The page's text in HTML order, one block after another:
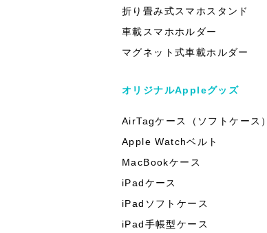
折り畳み式スマホスタンド
車載スマホホルダー
マグネット式車載ホルダー
オリジナルAppleグッズ
AirTagケース（ソフトケース）
Apple Watchベルト
MacBookケース
iPadケース
iPadソフトケース
iPad手帳型ケース